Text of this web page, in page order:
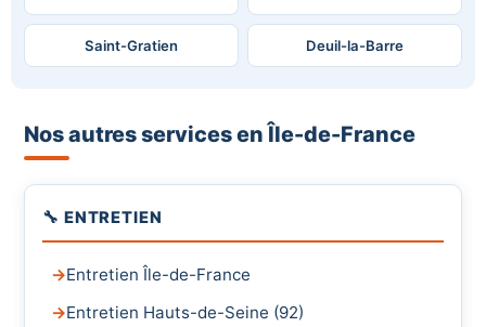
Saint-Gratien Deuil-la-Barre
Nos autres services en Île-de-France
🔧 ENTRETIEN
Entretien Île-de-France
Entretien Hauts-de-Seine (92)